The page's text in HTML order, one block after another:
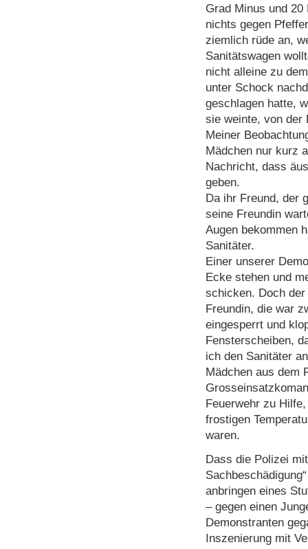
Grad Minus und
nichts gegen
ziemlich rüde an,
Sanitätswagen
nicht alleine zu
unter Schock
geschlagen hatte,
sie weinte, von der
Meiner
Mädchen nur kurz
Nachricht, dass
geben.
Da ihr Freund, der
seine Freundin
Augen bekommen
Sanitäter.
Einer unserer
Ecke stehen und
schicken. Doch
Freundin, die war
eingesperrt und
Fensterscheiben,
ich den Sanitäter
Mädchen aus dem
Feuerwehr zu
frostigen
waren.
Dass die Polizei
anbringen eines
– gegen einen
Demonstranten
Inszenierung mit